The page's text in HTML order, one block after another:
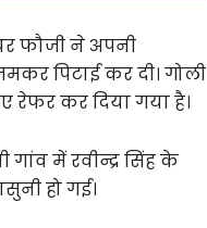
फौजी ने अपनी
पिटाई कर दी। गोली
रेफर कर दिया गया है।
गांव में रवीन्द्र सिंह के
हो गई।